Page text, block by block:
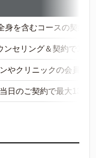
身を含むコースの契約
ンセリング＆契約で1人
やクリニックの会員証
日のご契約で最大